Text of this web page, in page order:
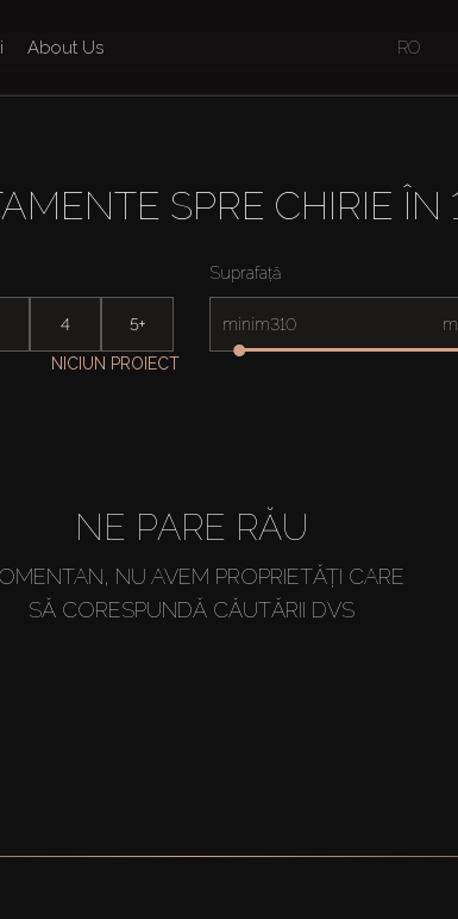
About Us RO
SPRE CHIRIE ÎN
4 5+
Suprafață
minim
NICIUN PROIECT
NE PARE RĂU
NU AVEM PROPRIETĂȚI CARE
SĂ CORESPUNDĂ CĂUTĂRII DVS